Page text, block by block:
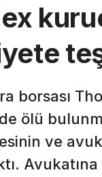
borsası
ölü
ve